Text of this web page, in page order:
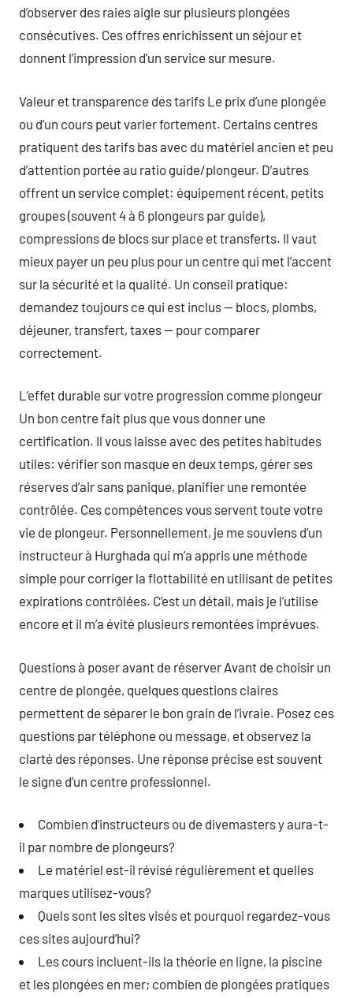
d’observer des raies aigle sur plusieurs plongées
consécutives. Ces offres enrichissent un séjour et
donnent l’impression d’un service sur mesure.
Valeur et transparence des tarifs Le prix d’une plongée
ou d’un cours peut varier fortement. Certains centres
pratiquent des tarifs bas avec du matériel ancien et peu
d’attention portée au ratio guide/plongeur. D’autres
offrent un service complet: équipement récent, petits
groupes (souvent 4 à 6 plongeurs par guide),
compressions de blocs sur place et transferts. Il vaut
mieux payer un peu plus pour un centre qui met l’accent
sur la sécurité et la qualité. Un conseil pratique:
demandez toujours ce qui est inclus — blocs, plombs,
déjeuner, transfert, taxes — pour comparer
correctement.
L’effet durable sur votre progression comme plongeur
Un bon centre fait plus que vous donner une
certification. Il vous laisse avec des petites habitudes
utiles: vérifier son masque en deux temps, gérer ses
réserves d’air sans panique, planifier une remontée
contrôlée. Ces compétences vous servent toute votre
vie de plongeur. Personnellement, je me souviens d’un
instructeur à Hurghada qui m’a appris une méthode
simple pour corriger la flottabilité en utilisant de petites
expirations contrôlées. C’est un détail, mais je l’utilise
encore et il m’a évité plusieurs remontées imprévues.
Questions à poser avant de réserver Avant de choisir un
centre de plongée, quelques questions claires
permettent de séparer le bon grain de l’ivraie. Posez ces
questions par téléphone ou message, et observez la
clarté des réponses. Une réponse précise est souvent
le signe d’un centre professionnel.
Combien d’instructeurs ou de divemasters y aura-t-
il par nombre de plongeurs?
Le matériel est-il révisé régulièrement et quelles
marques utilisez-vous?
Quels sont les sites visés et pourquoi regardez-vous
ces sites aujourd’hui?
Les cours incluent-ils la théorie en ligne, la piscine
et les plongées en mer; combien de plongées pratiques